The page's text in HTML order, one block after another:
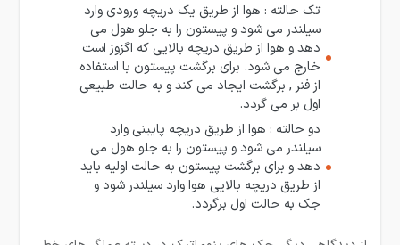
تک حالته : هوا از طریق یک دریچه ورودی وارد
سیلندر می شود و پیستون را به جلو هول می
دهد و هوا از طریق دریچه بالایی که اگزوز است
خارج می شود. برای برگشت پیستون با استفاده
از فنر , برگشت ایجاد می کند و به حالت طبیعی
اول بر می گردد.
دو حالته : هوا از طریق دریچه پایینی وارد
سیلندر می شود و پیستون را به جلو هول می
دهد و برای برگشت پیستون به حالت اولیه باید
از طریق دریچه بالایی هوا وارد سیلندر شود و
جک به حالت اول برگردد.